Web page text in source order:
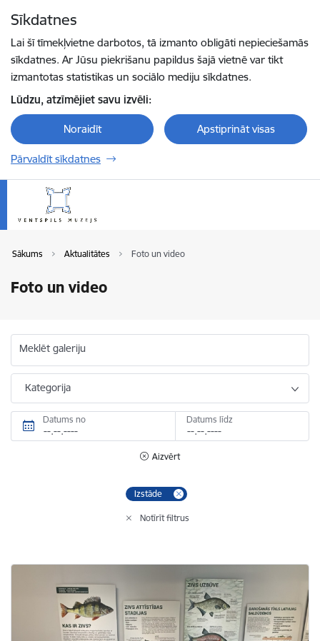
Sīkdatnes
Lai šī tīmekļvietne darbotos, tā izmanto obligāti nepieciešamās
sīkdatnes. Ar Jūsu piekrišanu papildus šajā vietnē var tikt
izmantotas statistikas un sociālo mediju sīkdatnes.
Lūdzu, atzīmējiet savu izvēli:
Noraidīt Apstiprināt visas
Pārvaldīt sīkdatnes
Sākums Aktualitātes Foto un video
Foto un video
Meklēt galeriju
Kategorija
Datums no Datums līdz
Aizvērt
Izstāde
Notīrīt filtrus